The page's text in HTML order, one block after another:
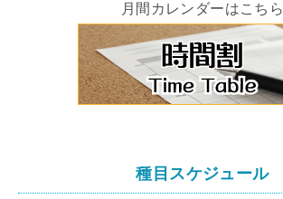
月間カレンダーはこちら
種目スケジュール